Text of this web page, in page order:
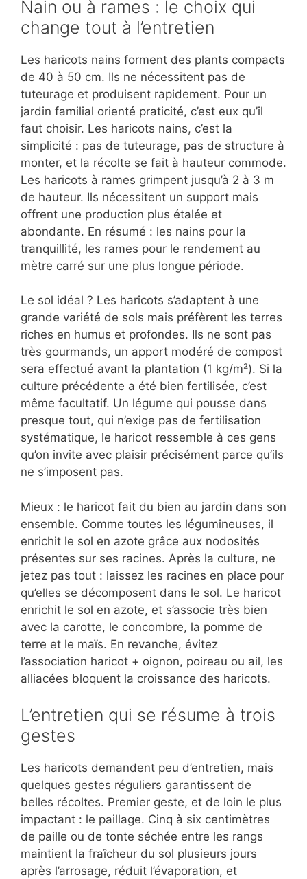
Nain ou à rames : le choix qui
change tout à l’entretien
Les haricots nains forment des plants compacts
de 40 à 50 cm. Ils ne nécessitent pas de
tuteurage et produisent rapidement. Pour un
jardin familial orienté praticité, c’est eux qu’il
faut choisir. Les haricots nains, c’est la
simplicité : pas de tuteurage, pas de structure à
monter, et la récolte se fait à hauteur commode.
Les haricots à rames grimpent jusqu’à 2 à 3 m
de hauteur. Ils nécessitent un support mais
offrent une production plus étalée et
abondante. En résumé : les nains pour la
tranquillité, les rames pour le rendement au
mètre carré sur une plus longue période.
Le sol idéal ? Les haricots s’adaptent à une
grande variété de sols mais préfèrent les terres
riches en humus et profondes. Ils ne sont pas
très gourmands, un apport modéré de compost
sera effectué avant la plantation (1 kg/m²). Si la
culture précédente a été bien fertilisée, c’est
même facultatif. Un légume qui pousse dans
presque tout, qui n’exige pas de fertilisation
systématique, le haricot ressemble à ces gens
qu’on invite avec plaisir précisément parce qu’ils
ne s’imposent pas.
Mieux : le haricot fait du bien au jardin dans son
ensemble. Comme toutes les légumineuses, il
enrichit le sol en azote grâce aux nodosités
présentes sur ses racines. Après la culture, ne
jetez pas tout : laissez les racines en place pour
qu’elles se décomposent dans le sol. Le haricot
enrichit le sol en azote, et s’associe très bien
avec la carotte, le concombre, la pomme de
terre et le maïs. En revanche, évitez
l’association haricot + oignon, poireau ou ail, les
alliacées bloquent la croissance des haricots.
L’entretien qui se résume à trois
gestes
Les haricots demandent peu d’entretien, mais
quelques gestes réguliers garantissent de
belles récoltes. Premier geste, et de loin le plus
impactant : le paillage. Cinq à six centimètres
de paille ou de tonte séchée entre les rangs
maintient la fraîcheur du sol plusieurs jours
après l’arrosage, réduit l’évaporation, et